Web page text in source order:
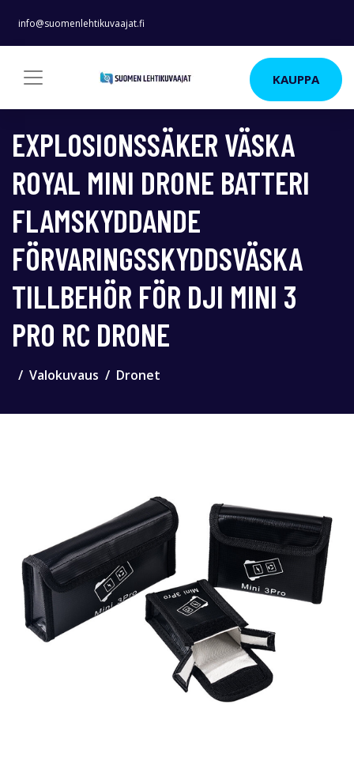
info@suomenlehtikuvaajat.fi
KAUPPA
EXPLOSIONSSÄKER VÄSKA
ROYAL MINI DRONE BATTERI
FLAMSKYDDANDE
FÖRVARINGSSKYDDSVÄSKA
TILLBEHÖR FÖR DJI MINI 3
PRO RC DRONE
Valokuvaus Dronet